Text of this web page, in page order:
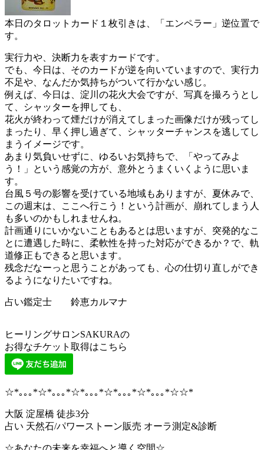
本日のタロットカード１枚引きは、「エンペラー」逆位置で
す。
実行力や、決断力を表すカードです。
でも、今日は、そのカードが逆を向いていますので、実行力
不足や、なんだか気持ちがついて行かない感じ。
例えば、今日は、淀川の花火大会ですが、写真を撮ろうとし
て、シャッターを押しても、
花火が終わって煙だけが消えてしまった画像だけが残ってし
まったり、早く押し過ぎて、シャッターチャンスを逃してし
まうイメージです。
あまり気負いせずに、ゆるいお気持ちで、「やってみよ
う！」という感覚の方が、意外とうまくいくように思いま
す。
台風５号の影響を受けている地域もありますが、夏休みで、
この週末は、ここへ行こう！という計画が、崩れてしまう人
も多いのかもしれませんね。
計画通りにいかないこともあるとは思いますが、突発的なこ
とに遭遇した時に、柔軟性を持った対応ができるか？で、軌
道修正もできると思います。
残念だなーっと思うことがあっても、心の仕切り直しができ
るようになりたいですね。
占い鑑定士 鈴恵カルマナ
ヒーリングサロンSAKURAの
お得なチケット取得はこちら
☆*｡｡｡*☆*｡｡｡*☆*｡｡｡*☆*｡｡｡*☆*｡｡｡*☆☆*
大阪 淀屋橋 徒歩3分
占い 天然石/パワーストーン販売 オーラ測定&診断
☆あなたの未来を幸福へと導く空間☆